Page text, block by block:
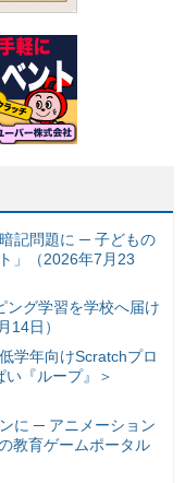
記問題に ─ 子どもの
」（2026年7月23
ング学習を学校へ届け
14日）
学年向けScratchプロ
『ループ』＞
に ─ アニメーション
教育ゲームポータル